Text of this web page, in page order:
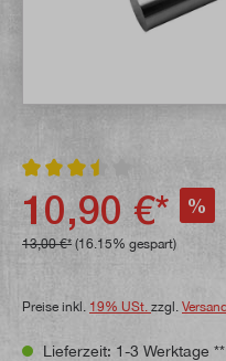
Durchschnittliche
10,90 €* %
13,00 €* (16.15% gespart)
Preise inkl. 19% USt. zzgl.
Lieferzeit: 1-3 Werktage **